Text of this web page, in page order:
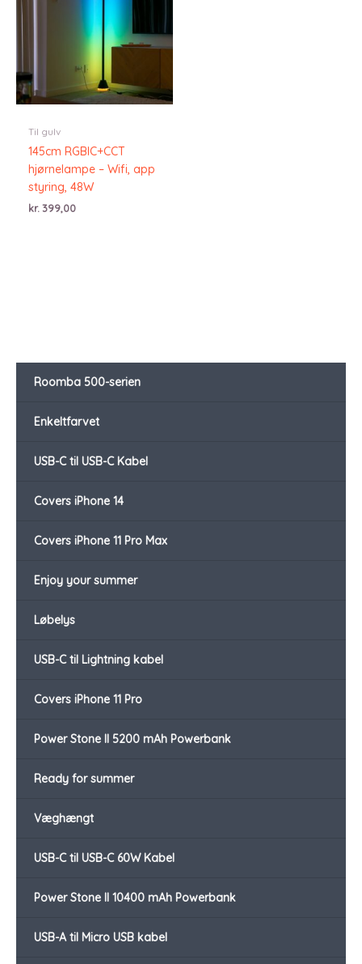
Roomba 500-serien
Enkeltfarvet
USB-C til USB-C Kabel
Covers iPhone 14
Covers iPhone 11 Pro Max
Enjoy your summer
Løbelys
USB-C til Lightning kabel
Covers iPhone 11 Pro
Power Stone II 5200 mAh Powerbank
Ready for summer
Væghængt
USB-C til USB-C 60W Kabel
Power Stone II 10400 mAh Powerbank
USB-A til Micro USB kabel
Til gulv
145cm RGBIC+CCT
hjørnelampe – Wifi, app
styring, 48W
kr.399,00